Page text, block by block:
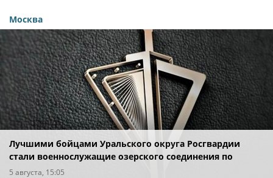
Москва
Лучшими бойцами Уральского округа Росгвардии
стали военнослужащие озерского соединения по
охране важных государственных объектов
5 августа, 15:05